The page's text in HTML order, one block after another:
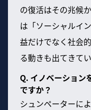
の復活はその兆候
は「ソーシャルイ
益だけでなく社会
る動きも出てきてい
Q. イノベーション
ですか？
シュンペーターに